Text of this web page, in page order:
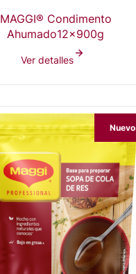
MAGGI® Condimento
Ahumado12x900g
Ver detalles
Nuevo